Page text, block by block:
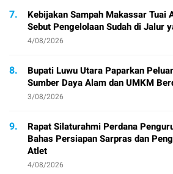
7.
Kebijakan Sampah Makassar Tuai
Sebut Pengelolaan Sudah di Jalur
4/08/2026
8.
Bupati Luwu Utara Paparkan
Sumber Daya Alam dan UMKM
3/08/2026
9.
Rapat Silaturahmi Perdana
Bahas Persiapan Sarpras dan
Atlet
4/08/2026